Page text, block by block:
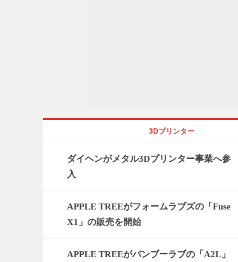
3Dプリンター
ダイヘンがメタル3Dプリンター事業へ参
入
APPLE TREEがフォームラブズの「Fuse
X1」の販売を開始
APPLE TREEがバンブーラブの「A2L」